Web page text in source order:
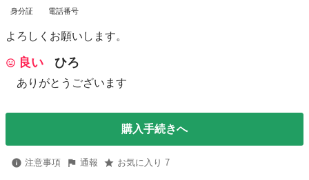
身分証 電話番号
よろしくお願いします。
良い ひろ
ありがとうございます
購入手続きへ
注意事項 通報 お気に入り 7